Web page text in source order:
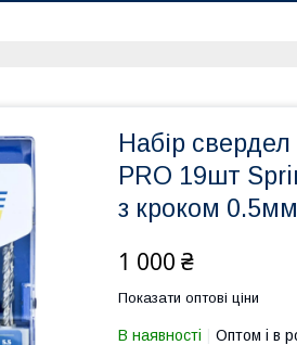
Набір
PRO 19шт
з кроком
1 000 ₴
Показати оптові ціни
В наявності Оптом і в